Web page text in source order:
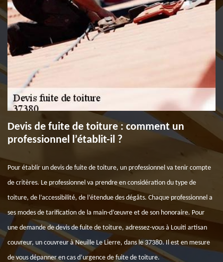
Devis de fuite de toiture : comment un
professionnel l’établit-il ?
Pour établir un devis de fuite de toiture, un professionnel va tenir compte
de critères. Le professionnel va prendre en considération du type de
toiture, de l’accessibilité, de l’étendue des dégâts. Chaque professionnel a
ses modes de tarification de la main-d’œuvre et de son honoraire. Pour
une demande de devis de fuite de toiture, adressez-vous à Louiti artisan
couvreur, un couvreur à Neuille Le Lierre, dans le 37380. Il est en mesure
de vous dépanner en cas d’urgence de fuite de toiture.